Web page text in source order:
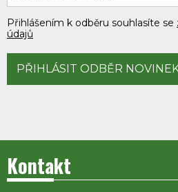
Přihlášením k odběru souhlasíte se
údajů
PŘIHLÁSIT ODBĚR
Kontakt